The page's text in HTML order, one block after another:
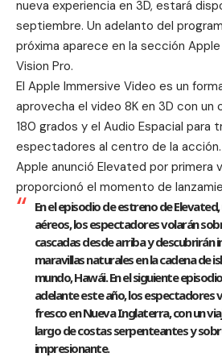
nueva experiencia en 3D, estará
septiembre. Un adelanto del
próxima aparece en la sección
Vision Pro.
El Apple Immersive Video es un
aprovecha el video 8K en 3D con un
180 grados y el Audio Espacial para
espectadores al centro de la acción.
Apple anunció Elevated por primera
proporcionó el momento de
En el episodio de estreno de
aéreos, los espectadores volarán
cascadas desde arriba y descubrirán
maravillas naturales en la cadena de
mundo, Hawái. En el siguiente
adelante este año, los espectadores
fresco en Nueva Inglaterra, con un
largo de costas serpenteantes y
impresionante.